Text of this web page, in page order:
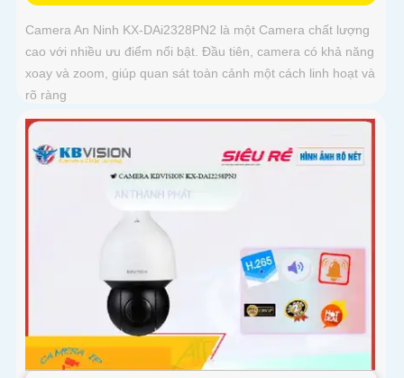
Camera An Ninh KX-DAi2328PN2 là một Camera chất lượng
cao với nhiều ưu điểm nổi bật. Đầu tiên, camera có khả năng
xoay và zoom, giúp quan sát toàn cảnh một cách linh hoạt và
rõ ràng